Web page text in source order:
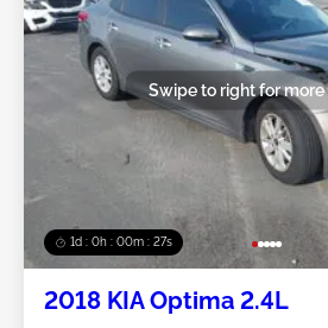
1d : 0h : 00m : 24s
Swipe to right for more
2018 KIA Optima 2.4L